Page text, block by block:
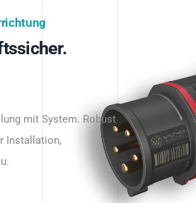
Stromverteilung
hier.
mit System. Robust
Installation,
geschützt und